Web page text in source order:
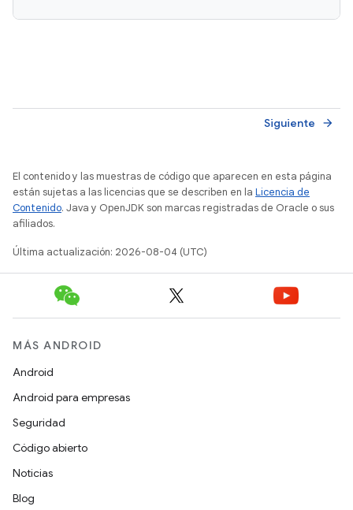
Siguiente arrow_forward
El contenido y las muestras de código que aparecen en esta página
están sujetas a las licencias que se describen en la Licencia de
Contenido. Java y OpenJDK son marcas registradas de Oracle o sus
afiliados.
Última actualización: 2026-08-04 (UTC)
MÁS ANDROID
Android
Android para empresas
Seguridad
Código abierto
Noticias
Blog